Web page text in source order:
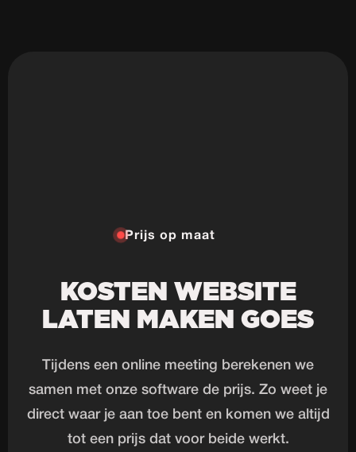
Prijs op maat
KOSTEN WEBSITE
LATEN MAKEN GOES
Tijdens een online meeting berekenen we
samen met onze software de prijs. Zo weet je
direct waar je aan toe bent en komen we altijd
tot een prijs dat voor beide werkt.